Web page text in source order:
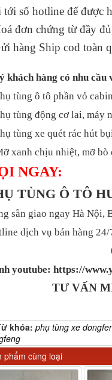
tới số hotline để được
đơn chứng từ đầy
hàng Ship cod toàn
khách hàng có nhu cầu
tùng ô tô phần vỏ
tùng động cơ lai, máy
tùng xe quét rác hút
xanh chịu nhiệt, mỡ
NGAY:
TÙNG Ô TÔ
sẵn giao ngay Hà Nội,
dịch vụ bán hàng 24/
youtube: https://
TƯ VẤN
khóa: phụ tùng xe
phẩm cùng loại